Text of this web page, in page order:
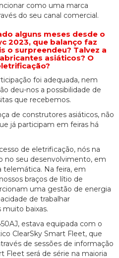
como uma marca
do seu canal comercial.
alguns meses desde o
2023, que balanço faz
o surpreendeu? Talvez a
asiáticos? O
foi adequada, nem
deu-nos a possibilidade de
que recebemos.
de construtores asiáticos, não
já participam em feiras há
de eletrificação, nós na
no seu desenvolvimento, em
telemática. Na feira, em
braços de lítio de
uma gestão de energia
de trabalhar
baixas.
estava equipada com o
ClearSky Smart Fleet, que
de sessões de informação
Fleet será de série na maioria